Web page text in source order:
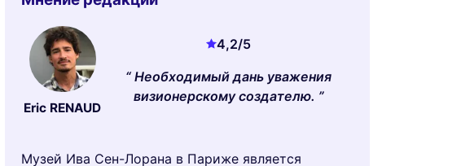
Eric RENAUD
4,2/5
Необходимый дань уважения
визионерскому создателю.
Музей Ива Сен-Лорана в Париже является